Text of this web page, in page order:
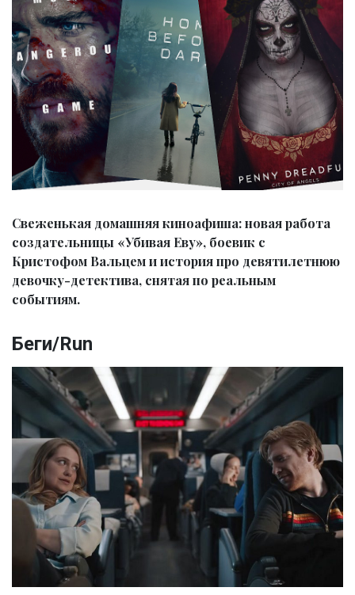
Свеженькая домашняя киноафиша: новая работа
создательницы «Убивая Еву», боевик с
Кристофом Вальцем и история про девятилетнюю
девочку-детектива, снятая по реальным
событиям.
Беги/Run